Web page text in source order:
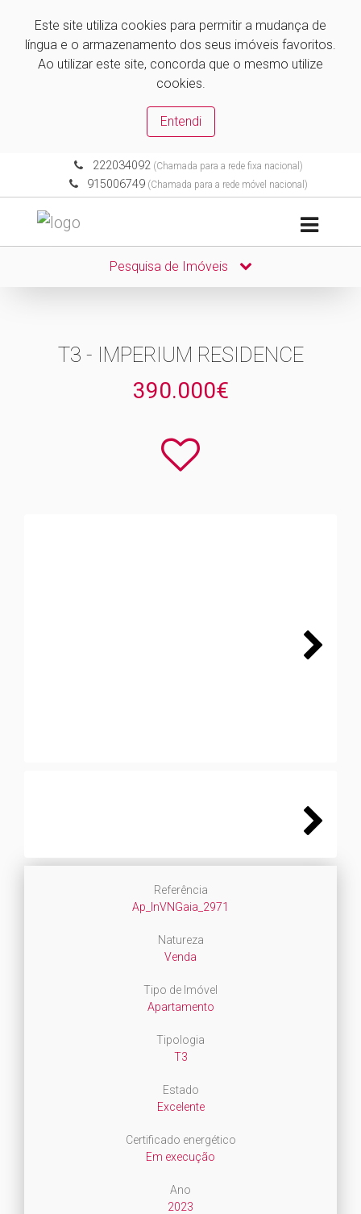
Este site utiliza cookies para permitir a mudança de
língua e o armazenamento dos seus imóveis favoritos.
Ao utilizar este site, concorda que o mesmo utilize
cookies.
Entendi
222034092(Chamada para a rede fixa nacional)
915006749 (Chamada para a rede móvel nacional)
Pesquisa de Imóveis
T3 - IMPERIUM RESIDENCE
390.000€
Referência
Ap_InVNGaia_2971
Natureza
Venda
Tipo de Imóvel
Apartamento
Tipologia
T3
Estado
Excelente
Certificado energético
Em execução
Ano
2023